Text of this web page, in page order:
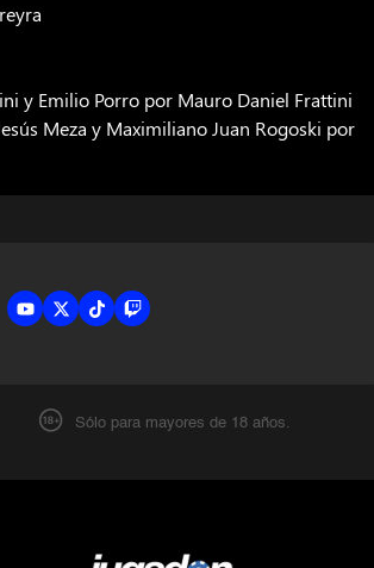
y Emilio Porro por Mauro Daniel Frattini
Meza y Maximiliano Juan Rogoski por
Sólo para mayores de 18 años.